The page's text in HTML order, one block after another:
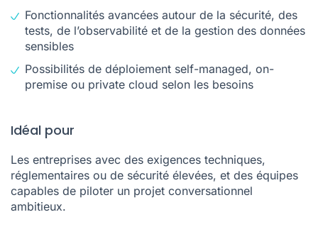
Fonctionnalités avancées autour de la sécurité, des
tests, de l’observabilité et de la gestion des données
sensibles
Possibilités de déploiement self-managed, on-
premise ou private cloud selon les besoins
Idéal pour
Les entreprises avec des exigences techniques,
réglementaires ou de sécurité élevées, et des équipes
capables de piloter un projet conversationnel
ambitieux.